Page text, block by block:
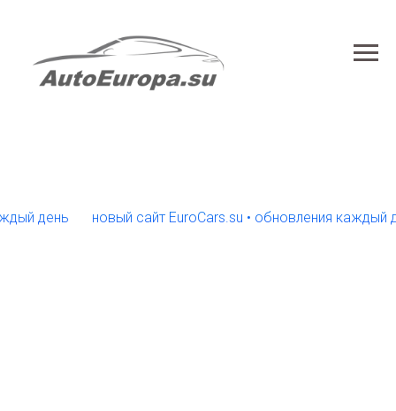
новый сайт EuroCars.su • обновления каждый день